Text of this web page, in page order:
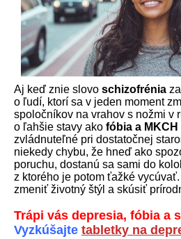
Aj keď znie slovo schizofrénia
o ľudí, ktorí sa v jeden moment
spoločníkov na vrahov s nožmi v
o ľahšie stavy ako fóbia a MKCH
zvládnuteľné pri dostatočnej
niekedy chybu, že hneď ako
poruchu, dostanú sa sami do
z ktorého je potom ťažké
zmeniť životný štýl a skúsiť
Trápi vás depresia, fóbia a
Vyzkúšajte tabletky na